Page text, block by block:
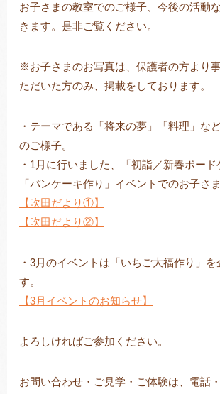
トレキング DIDIM
お子さまの教室でのご様子、今後の活動
きます。是非ご覧ください。
※お子さまのお写真は、保護者の方より
ただいた方のみ、掲載をしております。
・テーマである「将来の夢」「料理」な
のご様子。
・1月に行いました、「初詣／新春ボード
「パンケーキ作り」イベントでのお子さ
【吹田だより①】
【吹田だより②】
・3月のイベントは「いちご大福作り」を
す。
【3月イベントのお知らせ】
よろしければご参加ください。
お問い合わせ・ご見学・ご体験は、電話